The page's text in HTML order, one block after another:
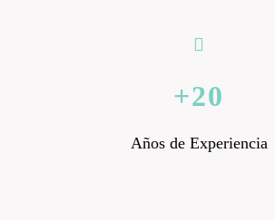
20
Años de Experiencia